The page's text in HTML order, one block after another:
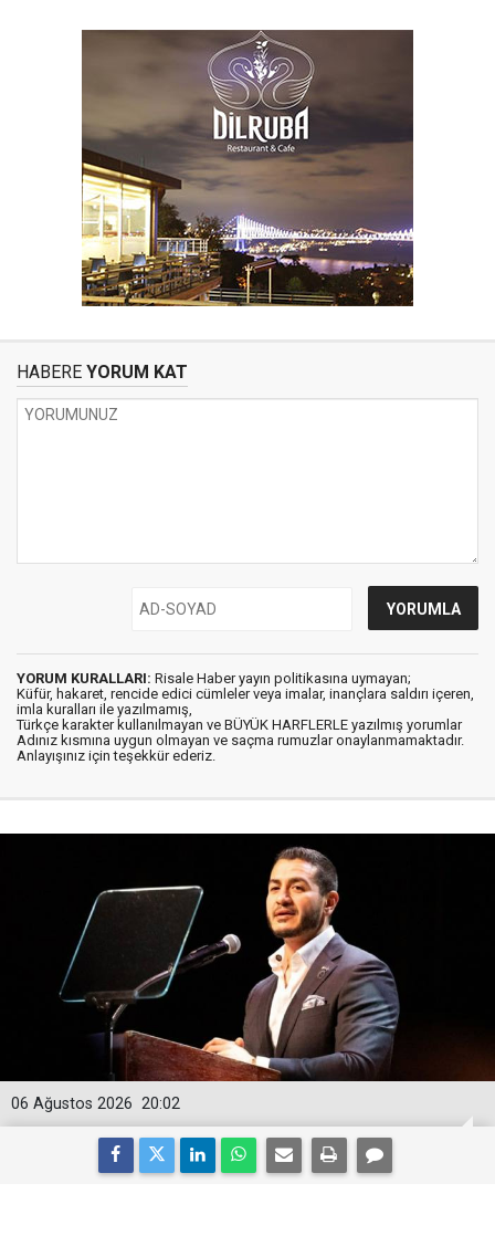
HABERE YORUM KAT
YORUM KURALLARI: Risale Haber yayın politikasına uymayan;
Küfür, hakaret, rencide edici cümleler veya imalar, inançlara saldırı içeren,
imla kuralları ile yazılmamış,
Türkçe karakter kullanılmayan ve BÜYÜK HARFLERLE yazılmış yorumlar
Adınız kısmına uygun olmayan ve saçma rumuzlar onaylanmamaktadır.
Anlayışınız için teşekkür ederiz.
20:02
06 Ağustos 2026